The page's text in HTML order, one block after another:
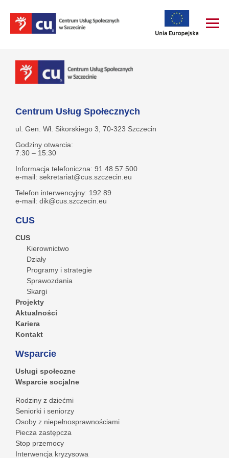
Centrum Usług Społecznych
ul. Gen. Wł. Sikorskiego 3, 70-323 Szczecin
Godziny otwarcia:
7:30 – 15:30
Informacja telefoniczna: 91 48 57 500
e-mail: sekretariat@cus.szczecin.eu
Telefon interwencyjny: 192 89
e-mail: dik@cus.szczecin.eu
CUS
CUS
Kierownictwo
Działy
Programy i strategie
Sprawozdania
Skargi
Projekty
Aktualności
Kariera
Kontakt
Wsparcie
Usługi społeczne
Wsparcie socjalne
Rodziny z dziećmi
Seniorki i seniorzy
Osoby z niepełnosprawnościami
Piecza zastępcza
Stop przemocy
Interwencja kryzysowa